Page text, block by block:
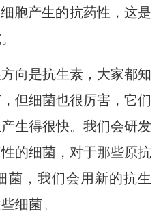
胞产生的抗药性，这是
是抗生素，大家都知
但细菌也很厉害，它们
生得很快。我们会研发
的细菌，对于那些原抗
菌，我们会用新的抗生
细菌。